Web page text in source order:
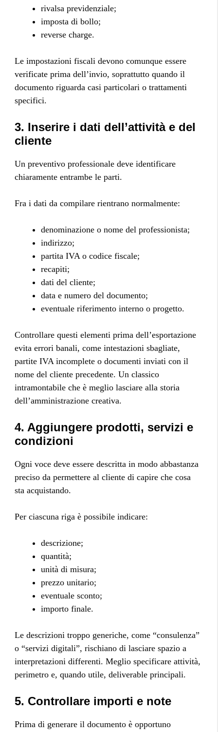
rivalsa previdenziale;
imposta di bollo;
reverse charge.
Le impostazioni fiscali devono comunque essere
verificate prima dell’invio, soprattutto quando il
documento riguarda casi particolari o trattamenti
specifici.
3. Inserire i dati dell’attività e del
cliente
Un preventivo professionale deve identificare
chiaramente entrambe le parti.
Fra i dati da compilare rientrano normalmente:
denominazione o nome del professionista;
indirizzo;
partita IVA o codice fiscale;
recapiti;
dati del cliente;
data e numero del documento;
eventuale riferimento interno o progetto.
Controllare questi elementi prima dell’esportazione
evita errori banali, come intestazioni sbagliate,
partite IVA incomplete o documenti inviati con il
nome del cliente precedente. Un classico
intramontabile che è meglio lasciare alla storia
dell’amministrazione creativa.
4. Aggiungere prodotti, servizi e
condizioni
Ogni voce deve essere descritta in modo abbastanza
preciso da permettere al cliente di capire che cosa
sta acquistando.
Per ciascuna riga è possibile indicare:
descrizione;
quantità;
unità di misura;
prezzo unitario;
eventuale sconto;
importo finale.
Le descrizioni troppo generiche, come “consulenza”
o “servizi digitali”, rischiano di lasciare spazio a
interpretazioni differenti. Meglio specificare attività,
perimetro e, quando utile, deliverable principali.
5. Controllare importi e note
Prima di generare il documento è opportuno